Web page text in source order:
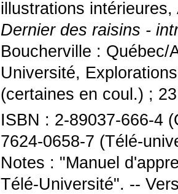
illustrations
Dernier des raisins -
Boucherville : Québec/
Université,
(certaines en coul.) ;
ISBN : 2-89037-666-4
7624-0658-7 (Télé-
Notes : "Manuel
Télé-Université". --